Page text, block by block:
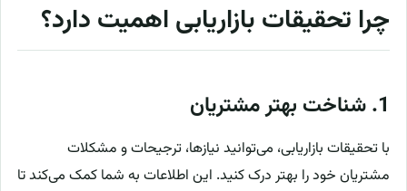
چرا تحقیقات بازاریابی اهمیت دارد؟
1. شناخت بهتر مشتریان
با تحقیقات بازاریابی، می‌توانید نیازها، ترجیحات و مشکلات
مشتریان خود را بهتر درک کنید. این اطلاعات به شما کمک می‌کند تا